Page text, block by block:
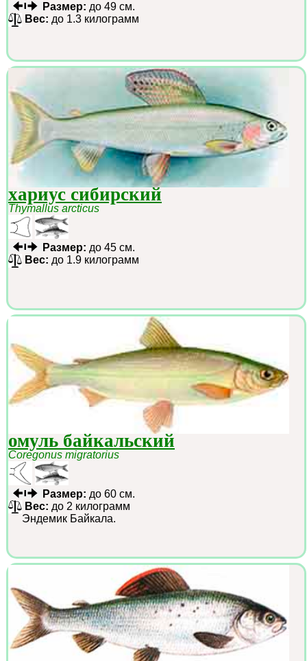
Размер: до 49 см.
Вес: до 1.3 килограмм
хариус сибирский
Thymallus arcticus
Размер: до 45 см.
Вес: до 1.9 килограмм
омуль байкальский
Coregonus migratorius
Размер: до 60 см.
Вес: до 2 килограмм
Эндемик Байкала.